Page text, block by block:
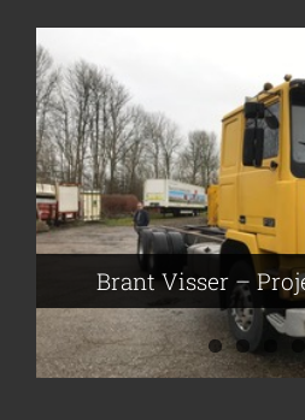
Brant Visser –
Flikkema –
Brant Visser –
Auke van der Kooi –
John Moesker –